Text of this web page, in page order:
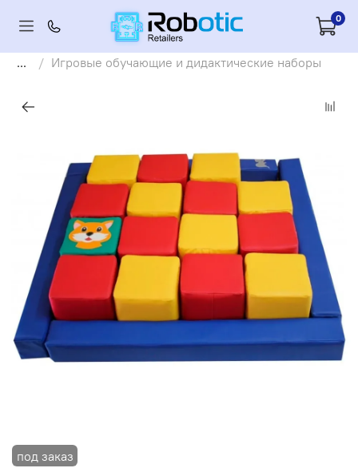
0
... Игровые обучающие и дидактические наборы